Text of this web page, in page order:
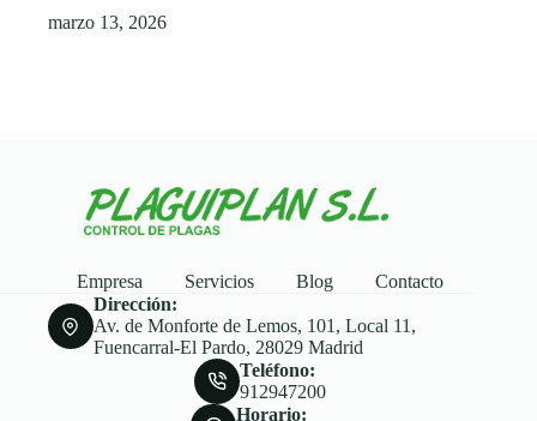
marzo 13, 2026
Empresa Servicios Blog
Contacto
Dirección:
Av. de Monforte de Lemos, 101, Local 11,
Fuencarral-El Pardo, 28029 Madrid
Teléfono:
912947200
Horario: